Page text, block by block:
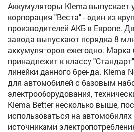
Аккумуляторы Klema выпускает
корпорация "Веста" - один из
производителей АКБ в Европе.
завода выпускают порядка 8
аккумуляторов ежегодно. Марка
принадлежит к классу
линейки данного бренда. Klema
для автомобилей с базовым
электрооборудования,
Klema Better несколько выше,
использоваться на
источниками